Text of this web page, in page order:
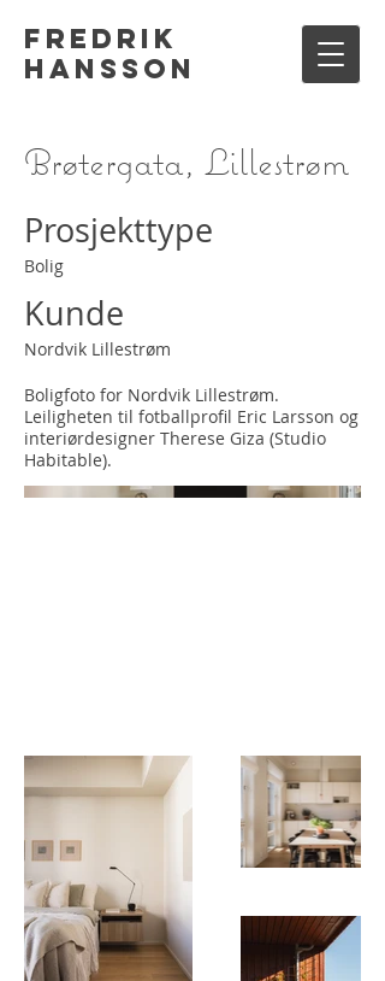
Fredrik
Hansson
Brøtergata, Lillestrøm
Prosjekttype
Bolig
Kunde
Nordvik Lillestrøm
Boligfoto for Nordvik Lillestrøm.
Leiligheten til fotballprofil Eric Larsson og
interiørdesigner Therese Giza (Studio
Habitable).